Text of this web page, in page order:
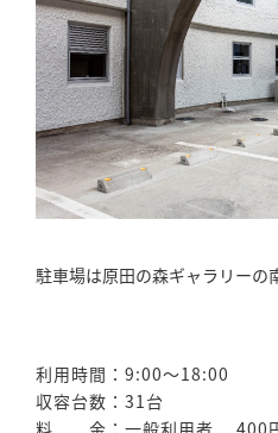
駐車場は原田の森ギャラリーの
利用時間：9:00～18:00
収容台数：31台